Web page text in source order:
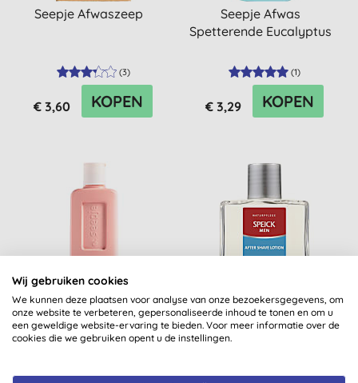
Seepje Afwaszeep
(3)
€ 3,60 KOPEN
Seepje Afwas
Spetterende Eucalyptus
(1)
€ 3,29 KOPEN
Seepje Shower Gel White
Peach & Cedarwood
Speick Men After Shave
Lotion
Wij gebruiken cookies
We kunnen deze plaatsen voor analyse van onze bezoekersgegevens, om
onze website te verbeteren, gepersonaliseerde inhoud te tonen en om u
een geweldige website-ervaring te bieden. Voor meer informatie over de
cookies die we gebruiken opent u de instellingen.